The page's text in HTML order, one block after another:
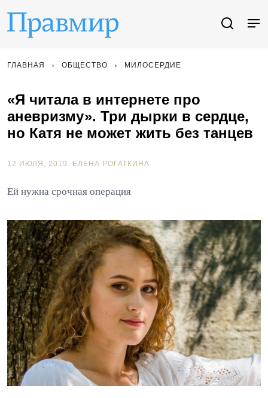
ГЛАВНАЯ ОБЩЕСТВО МИЛОСЕРДИЕ
«Я читала в интернете про
аневризму». Три дырки в сердце,
но Катя не может жить без танцев
12 ИЮЛЯ, 2019. ЕЛЕНА РОГАТКИНА
Ей нужна срочная операция